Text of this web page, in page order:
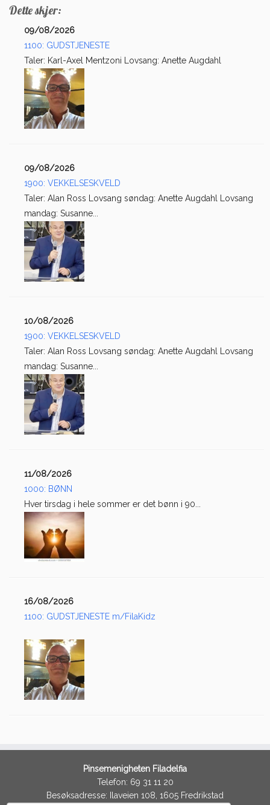
Dette skjer:
09/08/2026
1100: GUDSTJENESTE
Taler: Karl-Axel Mentzoni Lovsang: Anette Augdahl
09/08/2026
1900: VEKKELSESKVELD
Taler: Alan Ross Lovsang søndag: Anette Augdahl Lovsang
mandag: Susanne...
10/08/2026
1900: VEKKELSESKVELD
Taler: Alan Ross Lovsang søndag: Anette Augdahl Lovsang
mandag: Susanne...
11/08/2026
1000: BØNN
Hver tirsdag i hele sommer er det bønn i 90...
16/08/2026
1100: GUDSTJENESTE m/FilaKidz
Pinsemenigheten Filadelfia
Telefon: 69 31 11 20
Besøksadresse: Ilaveien 108, 1605 Fredrikstad